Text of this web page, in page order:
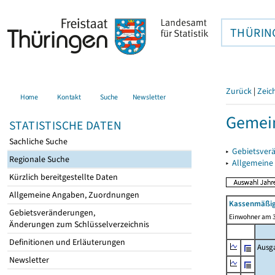
Home Kontakt Suche Newsletter
STATISTISCHE DATEN
Sachliche Suche
Regionale Suche
Kürzlich bereitgestellte Daten
Allgemeine Angaben, Zuordnungen
Gebietsveränderungen,
Änderungen zum Schlüsselverzeichnis
Definitionen und Erläuterungen
Newsletter
Zurück |
▸
▸
Einwohner am